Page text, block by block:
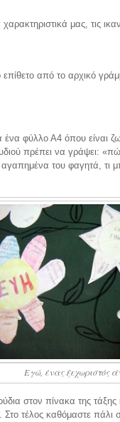
μας, τις
επίθετο από το αρχικό
φύλλο Α4 όπου είναι
πρέπει να γράψει:
του φαγητά, τι
Εγώ, ένας ξεχωριστός
στον πίνακα της τάξης
τέλος καθόμαστε πάλι